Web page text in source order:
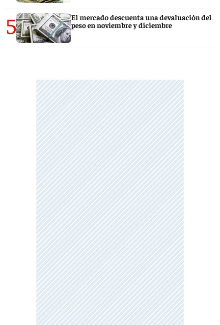
5
El mercado descuenta una devaluación del
peso en noviembre y diciembre